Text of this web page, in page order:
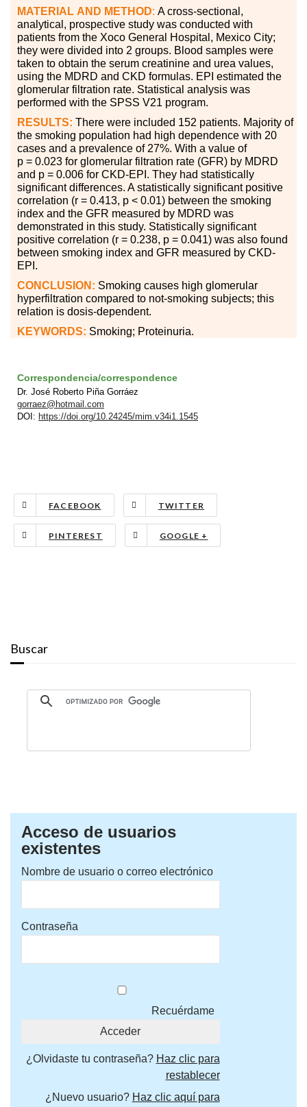
MATERIAL AND METHOD: A cross-sectional,
analytical, prospective study was conducted with
patients from the Xoco General Hospital, Mexico City;
they were divided into 2 groups. Blood samples were
taken to obtain the serum creatinine and urea values,
using the MDRD and CKD formulas. EPI estimated the
glomerular filtration rate. Statistical analysis was
performed with the SPSS V21 program.
RESULTS: There were included 152 patients. Majority of
the smoking population had high dependence with 20
cases and a prevalence of 27%. With a value of
p = 0.023 for glomerular filtration rate (GFR) by MDRD
and p = 0.006 for CKD-EPI. They had statistically
significant differences. A statistically significant positive
correlation (r = 0.413, p < 0.01) between the smoking
index and the GFR measured by MDRD was
demonstrated in this study. Statistically significant
positive correlation (r = 0.238, p = 0.041) was also found
between smoking index and GFR measured by CKD-
EPI.
CONCLUSION: Smoking causes high glomerular
hyperfiltration compared to not-smoking subjects; this
relation is dosis-dependent.
KEYWORDS: Smoking; Proteinuria.
Correspondencia/correspondence
Dr. José Roberto Piña Gorráez
gorraez@hotmail.com
DOI: https://doi.org/10.24245/mim.v34i1.1545
FACEBOOK TWITTER
PINTEREST GOOGLE +
Buscar
Acceso de usuarios
existentes
Nombre de usuario o correo electrónico
Contraseña
Recuérdame
¿Olvidaste tu contraseña? Haz clic para
restablecer
¿Nuevo usuario? Haz clic aquí para